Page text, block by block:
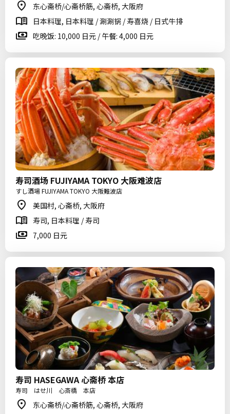
东心斋桥/心斋桥筋, 心斋桥, 大阪府
日本料理, 日本料理 / 涮涮锅 / 寿喜烧 / 日式牛排
吃晚饭: 10,000 日元 / 午餐: 4,000 日元
寿司酒场 FUJIYAMA TOKYO 大阪难波店
すし酒場 FUJIYAMA TOKYO 大阪難波店
美国村, 心斋桥, 大阪府
寿司, 日本料理 / 寿司
7,000 日元
寿司 HASEGAWA 心斋桥 本店
寿司 はせ川 心斎橋 本店
东心斋桥/心斋桥筋, 心斋桥, 大阪府